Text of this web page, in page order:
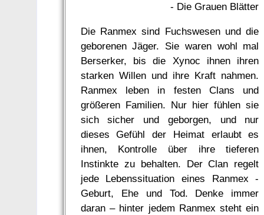
- Die Grauen Blätter
Die Ranmex sind Fuchswesen und die
geborenen Jäger. Sie waren wohl mal
Berserker, bis die Xynoc ihnen ihren
starken Willen und ihre Kraft nahmen.
Ranmex leben in festen Clans und
größeren Familien. Nur hier fühlen sie
sich sicher und geborgen, und nur
dieses Gefühl der Heimat erlaubt es
ihnen, Kontrolle über ihre tieferen
Instinkte zu behalten. Der Clan regelt
jede Lebenssituation eines Ranmex -
Geburt, Ehe und Tod. Denke immer
daran – hinter jedem Ranmex steht ein